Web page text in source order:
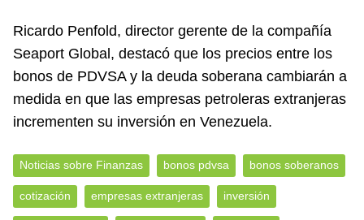
Ricardo Penfold, director gerente de la compañía
Seaport Global, destacó que los precios entre los
bonos de PDVSA y la deuda soberana cambiarán a
medida en que las empresas petroleras extranjeras
incrementen su inversión en Venezuela.
Noticias sobre Finanzas bonos pdvsa bonos soberanos
cotización empresas extranjeras inversión